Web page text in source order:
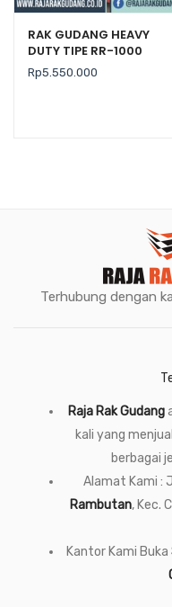
RAK GUDANG HEAVY
DUTY TIPE RR-1000
Rp5.550.000
Terhubung dengan
Raja Rak Gudang
kali yang
berbagai
Alamat Kami :
Rambutan, Kec.
Kantor Kami Buka